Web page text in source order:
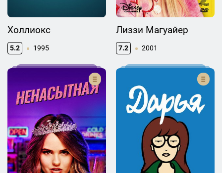
Холлиокс
5.2 1995
Лиззи Магуайер
7.2 2001